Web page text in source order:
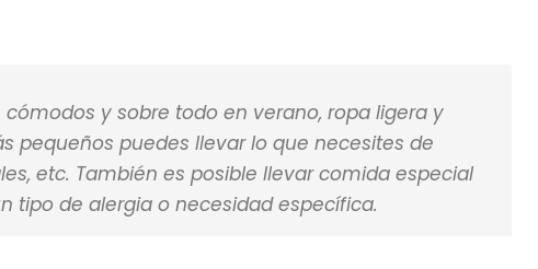
y sobre todo en verano, ropa ligera y
pequeños puedes llevar lo que necesites de
etc. También es posible llevar comida especial
tipo de alergia o necesidad específica.